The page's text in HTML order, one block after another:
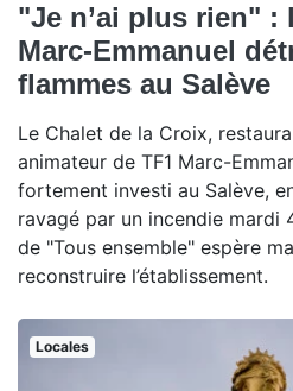
"Je n’ai plus rien" :
Marc-Emmanuel
flammes au Salève
Le Chalet de la Croix,
animateur de TF1 Marc-
fortement investi au Salève,
ravagé par un incendie mardi
de "Tous ensemble" espère
reconstruire l’établissement.
Locales